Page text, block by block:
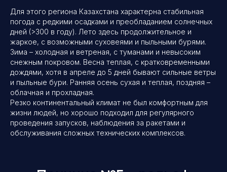
Для этого региона Казахстана характерна стабильная
погода с редкими осадками и преобладанием солнечных
дней (>300 в году). Лето здесь продолжительное и
жаркое, с возможными суховеями и пыльными бурями.
Зима – холодная и ветреная, с туманами и невысоким
снежным покровом. Весна теплая, с кратковременными
дождями, хотя в апреле до 5 дней бывают сильные ветры
и пыльные бури. Ранняя осень сухая и теплая, поздняя –
облачная и прохладная.
Резко континентальный климат не был комфортным для
жизни людей, но хорошо подходил для регулярного
проведения запусков, наблюдения за ракетами и
обслуживания сложных технических комплексов.
Организатор сборных, индивидуальных
и корпоративных туров на космодроме
Байконур. Популяризация космического
«Космос» — это непросто, оно того
г. Москва,
ул. Мосфильмовская дом
74Б, офис 14
+7 495 767-12-61
kosmodrom@sktur.ru
Мы работаем ежедневно
с 10.00 до 21.00
Поиск по сайту